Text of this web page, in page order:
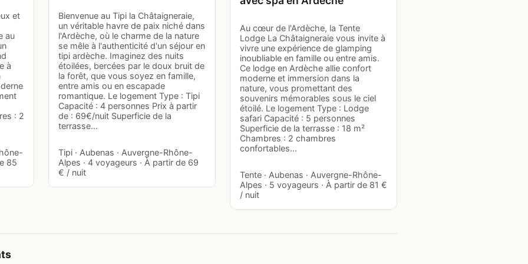
et
au
à
: 2
85
Bienvenue au Tipi la Châtaigneraie,
un véritable havre de paix niché dans
l'Ardèche, où le charme de la nature
se mêle à l'authenticité d'un séjour en
tipi ardèche. Imaginez des nuits
étoilées, bercées par le doux bruit de
la forêt, que vous soyez en famille,
entre amis ou en escapade
romantique. Le logement Type : Tipi
Capacité : 4 personnes Prix à partir
de : 69€/nuit Superficie de la
terrasse…
Tipi · Aubenas · Auvergne-Rhône-
Alpes · 4 voyageurs · À partir de 69
€ / nuit
Au cœur de l'Ardèche, la Tente
Lodge La Châtaigneraie vous invite à
vivre une expérience de glamping
inoubliable en famille ou entre amis.
Ce lodge en Ardèche allie confort
moderne et immersion dans la
nature, vous promettant des
souvenirs mémorables sous le ciel
étoilé. Le logement Type : Lodge
safari Capacité : 5 personnes
Superficie de la terrasse : 18 m²
Chambres : 2 chambres
confortables…
Tente · Aubenas · Auvergne-Rhône-
Alpes · 5 voyageurs · À partir de 81 €
/ nuit